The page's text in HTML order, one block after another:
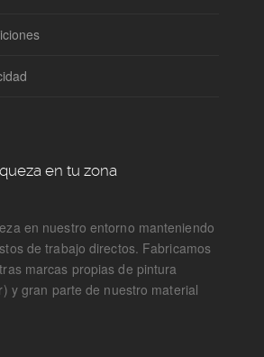
en tu zona
en nuestro entorno manteniendo
de trabajo directos. Fabricamos
marcas propias de pintura
y gran parte de nuestro material